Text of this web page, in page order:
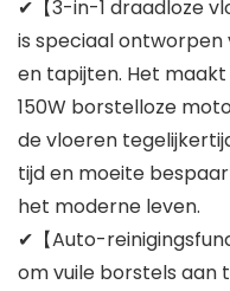
✔【3-in-1 draadloze
is speciaal
en tapijten. Het
150W borstelloze
de vloeren
tijd en moeite
het moderne leven.
✔【Auto-
om vuile borstels aan